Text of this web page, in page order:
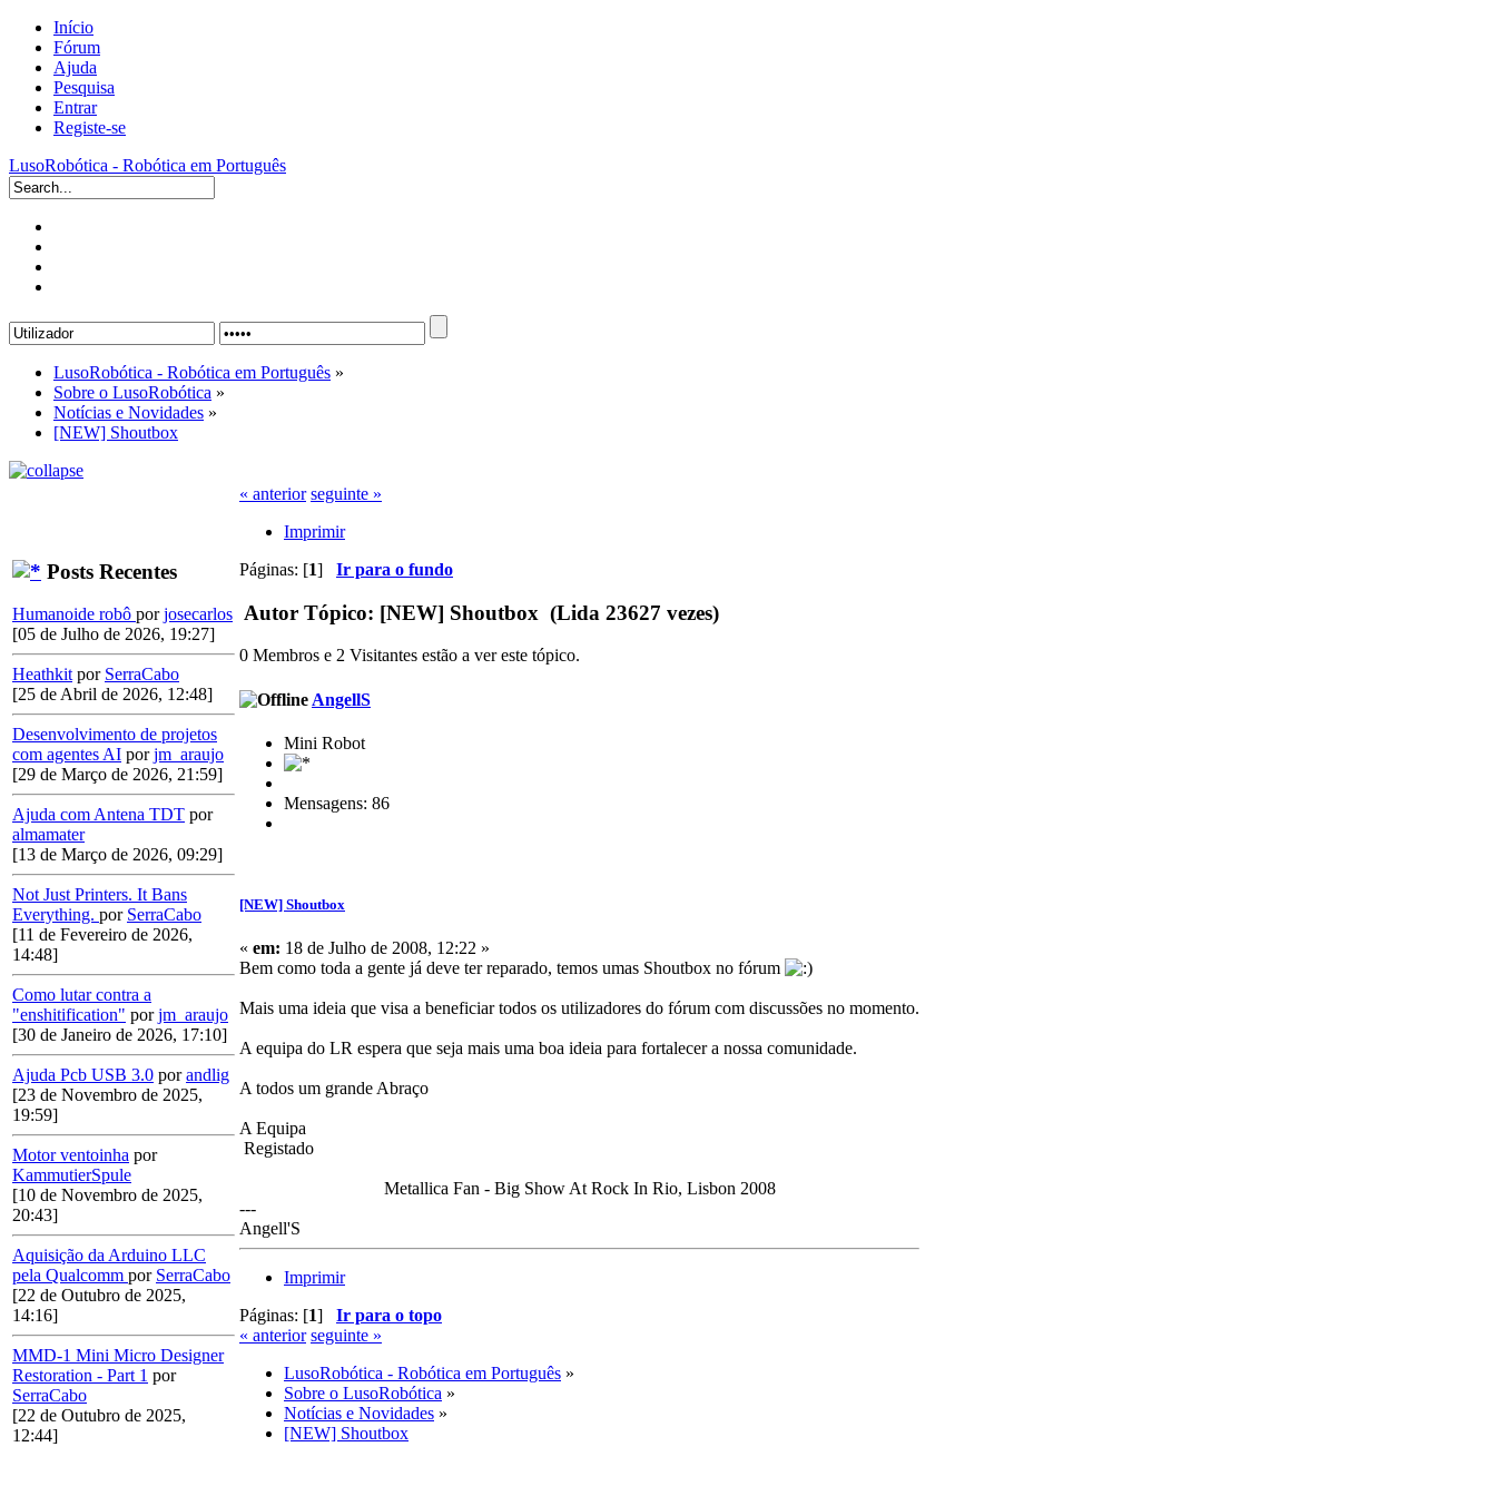
Início
Fórum
Ajuda
Pesquisa
Entrar
Registe-se
LusoRobótica - Robótica em Português
LusoRobótica - Robótica em Português »
Sobre o LusoRobótica »
Notícias e Novidades »
[NEW] Shoutbox
Posts Recentes
Humanoide robô porjosecarlos
[05 de Julho de 2026, 19:27]
Heathkit por SerraCabo
[25 de Abril de 2026, 12:48]
Desenvolvimento de projetos
com agentes AI porjm_araujo
[29 de Março de 2026, 21:59]
Ajuda com Antena TDT por
almamater
[13 de Março de 2026, 09:29]
Not Just Printers. It Bans
Everything. por SerraCabo
[11 de Fevereiro de 2026,
14:48]
Como lutar contra a
"enshitification" porjm_araujo
[30 de Janeiro de 2026, 17:10]
Ajuda Pcb USB 3.0 porandlig
[23 de Novembro de 2025,
19:59]
Motor ventoinha por
KammutierSpule
[10 de Novembro de 2025,
20:43]
Aquisição da Arduino LLC
pela Qualcomm por SerraCabo
[22 de Outubro de 2025,
14:16]
MMD-1 Mini Micro Designer
Restoration - Part 1 por
SerraCabo
[22 de Outubro de 2025,
12:44]
« anterior seguinte »
Imprimir
Páginas: [1] Ir para o fundo
Autor Tópico: [NEW] Shoutbox (Lida 23627 vezes)
0 Membros e 2 Visitantes estão a ver este tópico.
AngellS
Mini Robot
Mensagens: 86
[NEW] Shoutbox
« em: 18 de Julho de 2008, 12:22 »
Bem como toda a gente já deve ter reparado, temos umas Shoutbox no fórum
Mais uma ideia que visa a beneficiar todos os utilizadores do fórum com discussões no momento.
A equipa do LR espera que seja mais uma boa ideia para fortalecer a nossa comunidade.
A todos um grande Abraço
A Equipa
Registado
Metallica Fan - Big Show At Rock In Rio, Lisbon 2008
---
Angell'S
Imprimir
Páginas: [1] Ir para o topo
« anterior seguinte »
LusoRobótica - Robótica em Português »
Sobre o LusoRobótica »
Notícias e Novidades »
[NEW] Shoutbox